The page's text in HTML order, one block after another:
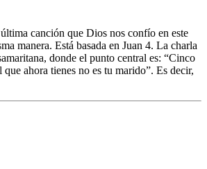
canción que Dios nos confío en este
manera. Está basada en Juan 4. La charla
donde el punto central es: “Cinco
ahora tienes no es tu marido”. Es decir,